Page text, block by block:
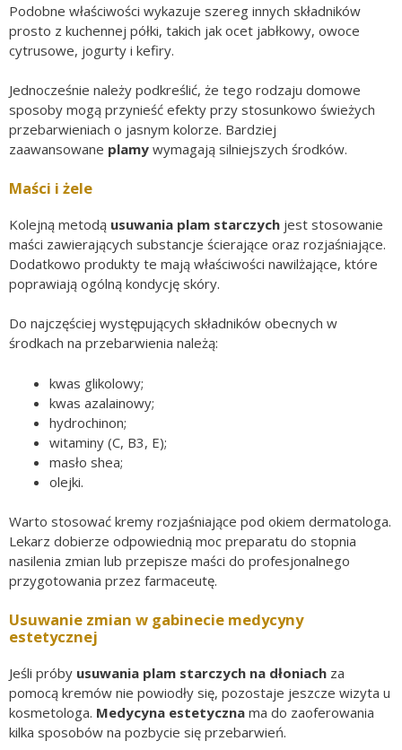
Podobne właściwości wykazuje szereg innych składników
prosto z kuchennej półki, takich jak ocet jabłkowy, owoce
cytrusowe, jogurty i kefiry.
Jednocześnie należy podkreślić, że tego rodzaju domowe
sposoby mogą przynieść efekty przy stosunkowo świeżych
przebarwieniach o jasnym kolorze. Bardziej
zaawansowane plamy wymagają silniejszych środków.
Maści i żele
Kolejną metodą usuwania plam starczych jest stosowanie
maści zawierających substancje ścierające oraz rozjaśniające.
Dodatkowo produkty te mają właściwości nawilżające, które
poprawiają ogólną kondycję skóry.
Do najczęściej występujących składników obecnych w
środkach na przebarwienia należą:
kwas glikolowy;
kwas azalainowy;
hydrochinon;
witaminy (C, B3, E);
masło shea;
olejki.
Warto stosować kremy rozjaśniające pod okiem dermatologa.
Lekarz dobierze odpowiednią moc preparatu do stopnia
nasilenia zmian lub przepisze maści do profesjonalnego
przygotowania przez farmaceutę.
Usuwanie zmian w gabinecie medycyny
estetycznej
Jeśli próby usuwania plam starczych na dłoniach za
pomocą kremów nie powiodły się, pozostaje jeszcze wizyta u
kosmetologa. Medycyna estetyczna ma do zaoferowania
kilka sposobów na pozbycie się przebarwień.